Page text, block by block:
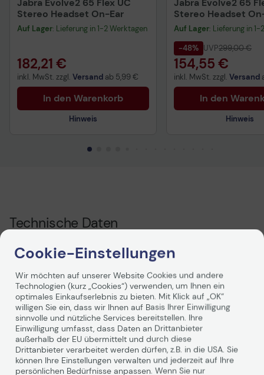
Jabra Evolve2 65 Flex UC
Stereo Headset On-Ear
Auf Lager: Lieferung in 1-2 Werktagen
182,21 €
inkl. MwSt. zzgl. Versand ab 5,99 €
In den Warenkorb
Hinweis
Jabra Evolve2 65
Stereo Headset
Auf Lager: Lieferung in
-48% UVP299,00 €
154,55 €
inkl. MwSt. zzgl. Versand
In den
Hinweis
Technische Daten
Hersteller
Jabra
Herst.Art.Nr.
14101-89
EAN
5706991029185
Hauptmerkmale
Produktbeschreibung Jabra - Ohrpolster für
Cookie-Einstellungen
Wir möchten auf unserer Website Cookies und andere
Technologien (kurz „Cookies“) verwenden, um Ihnen ein
optimales Einkaufserlebnis zu bieten. Mit Klick auf „OK“
willigen Sie ein, dass wir Ihnen auf Basis Ihrer Einwilligung
sinnvolle und nützliche Services bereitstellen. Ihre
Einwilligung umfasst, dass Daten an Drittanbieter
außerhalb der EU übermittelt und durch diese
Drittanbieter verarbeitet werden dürfen, z.B. in die USA. Sie
können Ihre Einstellungen verwalten und jederzeit auf Ihre
persönlichen Bedürfnisse anpassen. Wenn Sie nur